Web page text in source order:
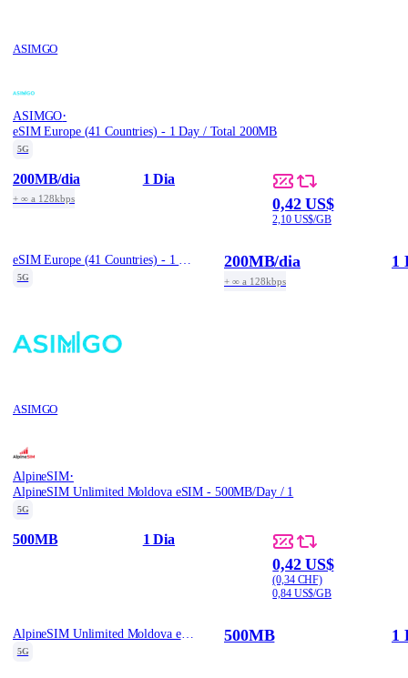
ASIMGO
ASIMGO·
eSIM Europe (41 Countries) - 1 Day / Total 200MB
5G
200MB/dia
+ ∞ a 128kbps
1 Dia
0,42 US$
2,10 US$/GB
5G
ASIMGO
200MB/dia
+ ∞ a 128kbps
1
AlpineSIM·
AlpineSIM Unlimited Moldova eSIM - 500MB/Day / 1
5G
500MB 1 Dia
0,42 US$
(0,34 CHF)
0,84 US$/GB
AlpineSIM Unlimited Moldova eSIM - 500MB/Day / 1
5G
500MB 1